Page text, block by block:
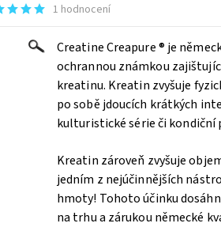
1 hodnocení
Creatine Creapure ® je
ochrannou známkou
kreatinu. Kreatin zvyšuje
po sobě jdoucích krátkých
kulturistické série či kondiční
Kreatin zároveň zvyšuje
jedním z nejúčinnějších
hmoty! Tohoto účinku
na trhu a zárukou německé